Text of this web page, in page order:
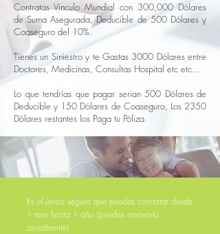
Contratas Vinculo Mundial con 300,000 Dólares
de Suma Asegurada, Deducible de 500 Dólares y
Coaseguro del 10%.
Tienes un Siniestro y te Gastas 3000 Dólares entre
Doctores, Medicinas, Consultas Hospital etc etc…
Lo que tendrías que pagar serian 500 Dólares de
Deducible y 150 Dólares de Coaseguro, Los 2350
Dólares restantes los Paga tu Póliza.
Es el único seguro que puedes contratar desde
1 mes hasta 1 año (puedes renovarlo
anualmente)